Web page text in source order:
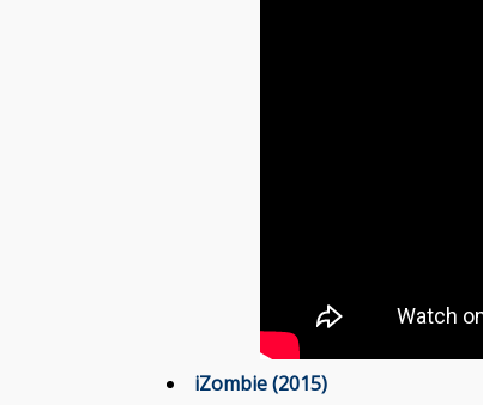
iZombie (2015)